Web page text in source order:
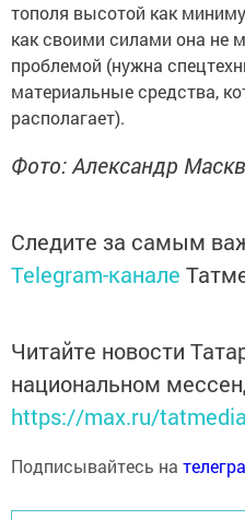
тополя высотой как
как своими силами она не
проблемой (нужна
материальные средства,
располагает).
Фото: Александр
Следите за самым
Telegram-канале
Читайте новости
национальном
https://max.ru/tatmedia
Подписывайтесь на